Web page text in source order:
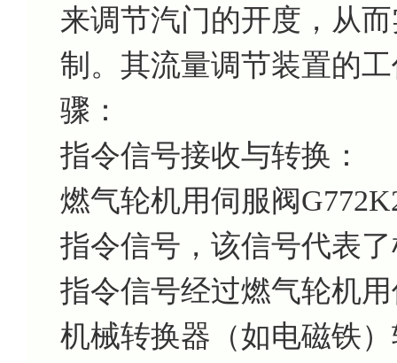
来调节汽门的开度，从
制。其流量调节装置的
骤：
指令信号接收与转换：
燃气轮机用伺服阀
指令信号，该信号代表
指令信号经过燃气轮机
机械转换器（如电磁铁